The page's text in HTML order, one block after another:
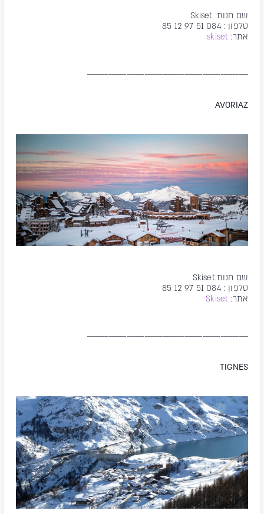
שם חנות: Skiset
טלפון : 084 51 97 12 85
אתר: skiset
AVORIAZ
שם חנות:Skiset
טלפון : 084 51 97 12 85
אתר:
TIGNES